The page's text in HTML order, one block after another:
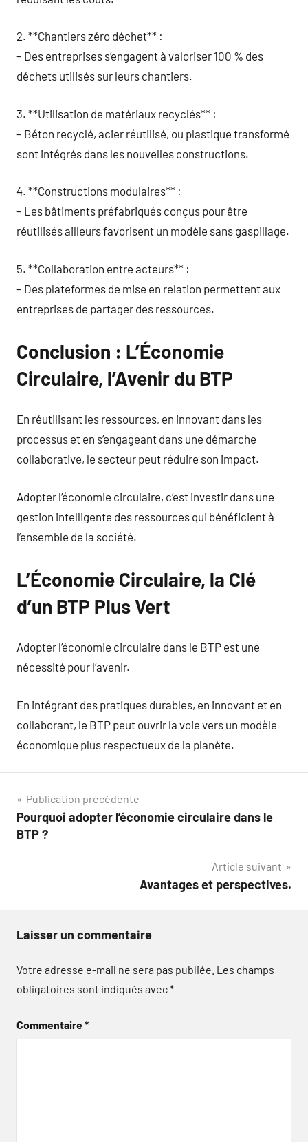
2. **Chantiers zéro déchet** :
– Des entreprises s’engagent à valoriser 100 % des
déchets utilisés sur leurs chantiers.
3. **Utilisation de matériaux recyclés** :
– Béton recyclé, acier réutilisé, ou plastique transformé
sont intégrés dans les nouvelles constructions.
4. **Constructions modulaires** :
– Les bâtiments préfabriqués conçus pour être
réutilisés ailleurs favorisent un modèle sans gaspillage.
5. **Collaboration entre acteurs** :
– Des plateformes de mise en relation permettent aux
entreprises de partager des ressources.
Conclusion : L’Économie
Circulaire, l’Avenir du BTP
En réutilisant les ressources, en innovant dans les
processus et en s’engageant dans une démarche
collaborative, le secteur peut réduire son impact.
Adopter l’économie circulaire, c’est investir dans une
gestion intelligente des ressources qui bénéficient à
l’ensemble de la société.
L’Économie Circulaire, la Clé
d’un BTP Plus Vert
Adopter l’économie circulaire dans le BTP est une
nécessité pour l’avenir.
En intégrant des pratiques durables, en innovant et en
collaborant, le BTP peut ouvrir la voie vers un modèle
économique plus respectueux de la planète.
Navigation
de
Publication précédente
Pourquoi adopter l’économie circulaire dans le
BTP ?
Article suivant
Avantages et perspectives.
Laisser un commentaire
Votre adresse e-mail ne sera pas publiée. Les champs
obligatoires sont indiqués avec*
Commentaire*